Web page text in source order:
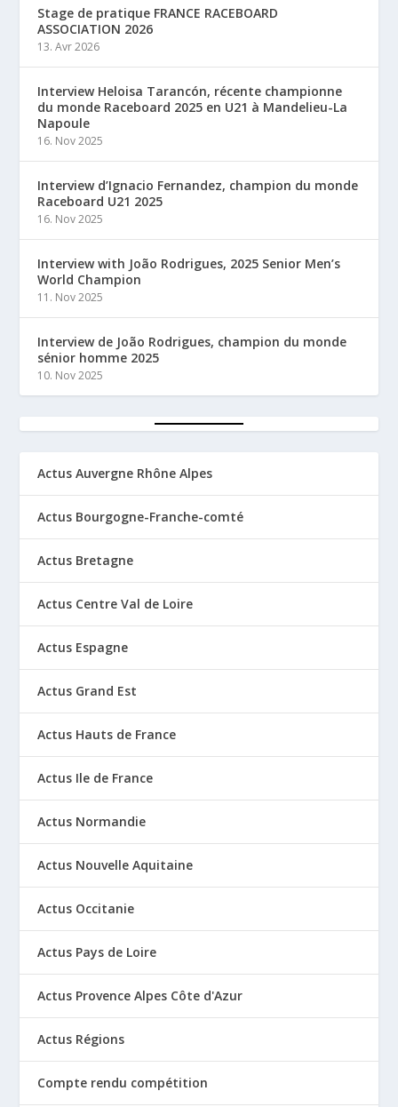
Stage de pratique FRANCE RACEBOARD
ASSOCIATION 2026
13. Avr 2026
Interview Heloisa Tarancón, récente championne
du monde Raceboard 2025 en U21 à Mandelieu-La
Napoule
16. Nov 2025
Interview d’Ignacio Fernandez, champion du monde
Raceboard U21 2025
16. Nov 2025
Interview with João Rodrigues, 2025 Senior Men’s
World Champion
11. Nov 2025
Interview de João Rodrigues, champion du monde
sénior homme 2025
10. Nov 2025
Actus Auvergne Rhône Alpes
Actus Bourgogne-Franche-comté
Actus Bretagne
Actus Centre Val de Loire
Actus Espagne
Actus Grand Est
Actus Hauts de France
Actus Ile de France
Actus Normandie
Actus Nouvelle Aquitaine
Actus Occitanie
Actus Pays de Loire
Actus Provence Alpes Côte d'Azur
Actus Régions
Compte rendu compétition